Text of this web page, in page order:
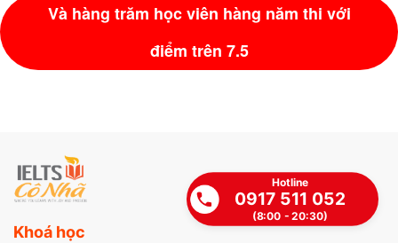
Và hàng trăm học viên hàng năm thi với
điểm trên 7.5
Khoá học
Hotline
0917 511 052
(8:00 - 20:30)